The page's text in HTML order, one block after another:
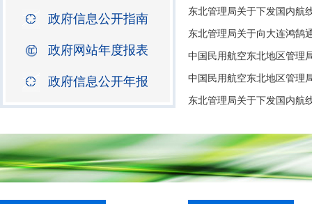
政府信息公开指南
政府网站年度报表
政府信息公开年报 中国民用航空东北地区管理